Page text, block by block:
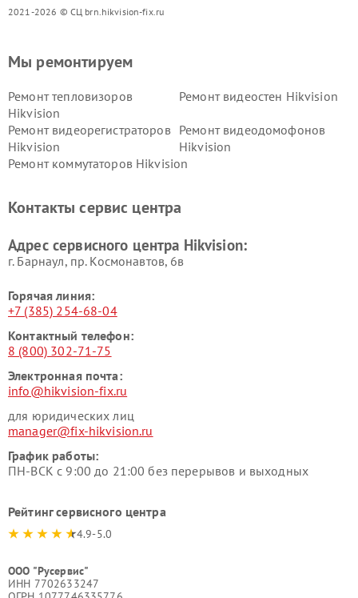
2021-2026 © СЦ brn.hikvision-fix.ru
Мы ремонтируем
Ремонт тепловизоров
Hikvision
Ремонт видеостен Hikvision
Ремонт видеорегистраторов
Hikvision
Ремонт видеодомофонов
Hikvision
Ремонт коммутаторов Hikvision
Контакты сервис центра
Адрес сервисного центра Hikvision:
г. Барнаул, ​пр. Космонавтов, 6в
Горячая линия:
+7 (385) 254-68-04
Контактный телефон:
8 (800) 302-71-75
Электронная почта:
info@hikvision-fix.ru
для юридических лиц
manager@fix-hikvision.ru
График работы:
ПН-ВСК с 9:00 до 21:00 без перерывов и выходных
Рейтинг сервисного центра
4.9-5.0
ООО "Русервис"
ИНН 7702633247